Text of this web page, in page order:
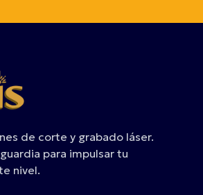
de corte y grabado láser.
para impulsar tu
nivel.